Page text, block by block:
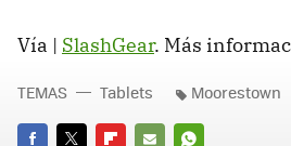
Vía | SlashGear. Más
TEMAS Tablets Moorestown